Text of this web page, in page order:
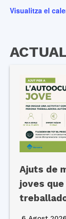
Visualitza el
Ajuts de
joves